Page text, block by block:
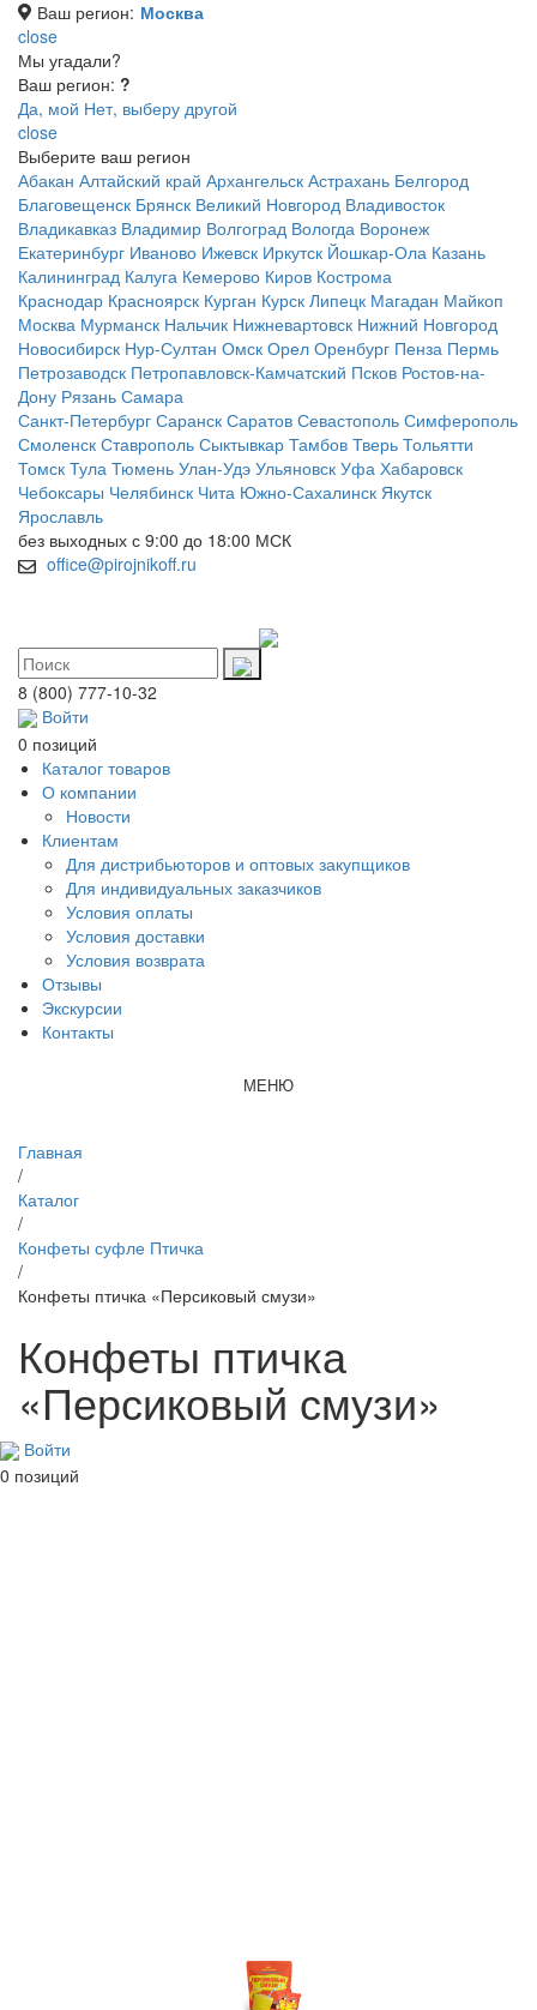
Ваш регион: Москва
close
Мы угадали?
Ваш регион: ?
Да, мой Нет, выберу другой
close
Выберите ваш регион
Абакан Алтайский край Архангельск Астрахань Белгород
Благовещенск Брянск Великий Новгород Владивосток
Владикавказ Владимир Волгоград Вологда Воронеж
Екатеринбург Иваново Ижевск Иркутск Йошкар-Ола Казань
Калининград Калуга Кемерово Киров Кострома
Краснодар Красноярск Курган Курск Липецк Магадан Майкоп
Москва Мурманск Нальчик Нижневартовск Нижний Новгород
Новосибирск Нур-Султан Омск Орел Оренбург Пенза Пермь
Петрозаводск Петропавловск-Камчатский Псков Ростов-на-
Дону Рязань Самара
Санкт-Петербург Саранск Саратов Севастополь Симферополь
Смоленск Ставрополь Сыктывкар Тамбов Тверь Тольятти
Томск Тула Тюмень Улан-Удэ Ульяновск Уфа Хабаровск
Чебоксары Челябинск Чита Южно-Сахалинск Якутск
Ярославль
без выходных с 9:00 до 18:00 МСК
office@pirojnikoff.ru
8 (800) 777-10-32
Войти
0 позиций
Каталог товаров
О компании
Новости
Клиентам
Для дистрибьюторов и оптовых закупщиков
Для индивидуальных заказчиков
Условия оплаты
Условия доставки
Условия возврата
Отзывы
Экскурсии
Контакты
МЕНЮ
Главная
/
Каталог
/
Конфеты суфле Птичка
/
Конфеты птичка «Персиковый смузи»
Конфеты птичка
«Персиковый смузи»
Войти
0 позиций